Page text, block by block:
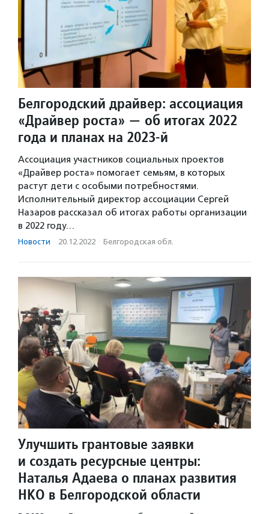
Белгородский драйвер: ассоциация
«Драйвер роста» — об итогах 2022
года и планах на 2023-й
Ассоциация участников социальных проектов
«Драйвер роста» помогает семьям, в которых
растут дети с особыми потребностями.
Исполнительный директор ассоциации Сергей
Назаров рассказал об итогах работы организации
в 2022 году…
Новости · 20.12.2022 · Белгородская обл.
Улучшить грантовые заявки
и создать ресурсные центры:
Наталья Адаева о планах развития
НКО в Белгородской области